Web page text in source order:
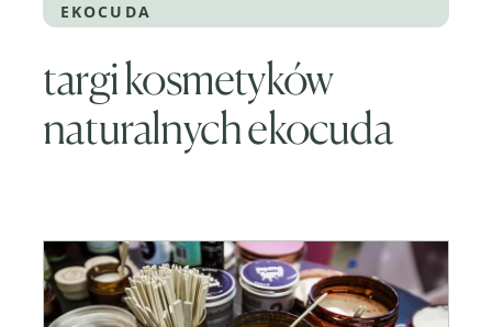
EKOCUDA
targi kosmetyków
naturalnych ekocuda